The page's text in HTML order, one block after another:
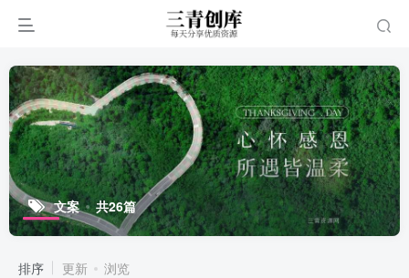
文案 共26篇
排序 更新 浏览